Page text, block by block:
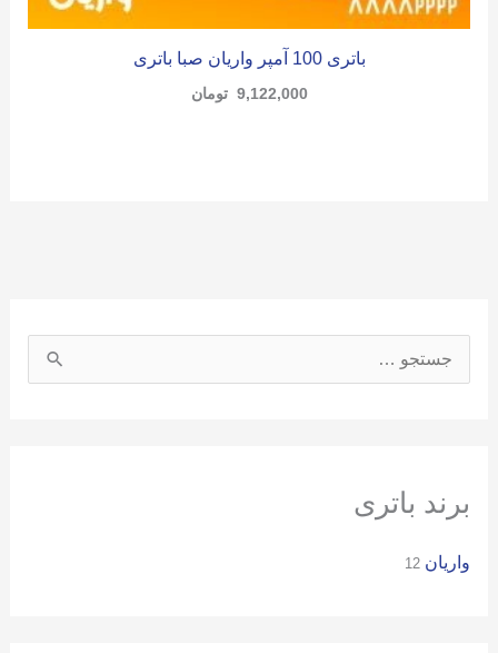
باتری 100 آمپر واریان صبا باتری
9,122,000 تومان
س
ر
برند باتری
واریان 12